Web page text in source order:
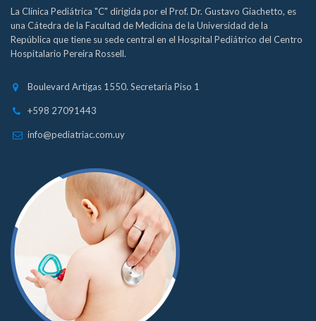
La Clínica Pediátrica "C" dirigida por el Prof. Dr. Gustavo Giachetto, es
una Cátedra de la Facultad de Medicina de la Universidad de la
República que tiene su sede central en el Hospital Pediátrico del Centro
Hospitalario Pereira Rossell.
Boulevard Artigas 1550. Secretaria Piso 1
+598 27091443
info@pediatriac.com.uy